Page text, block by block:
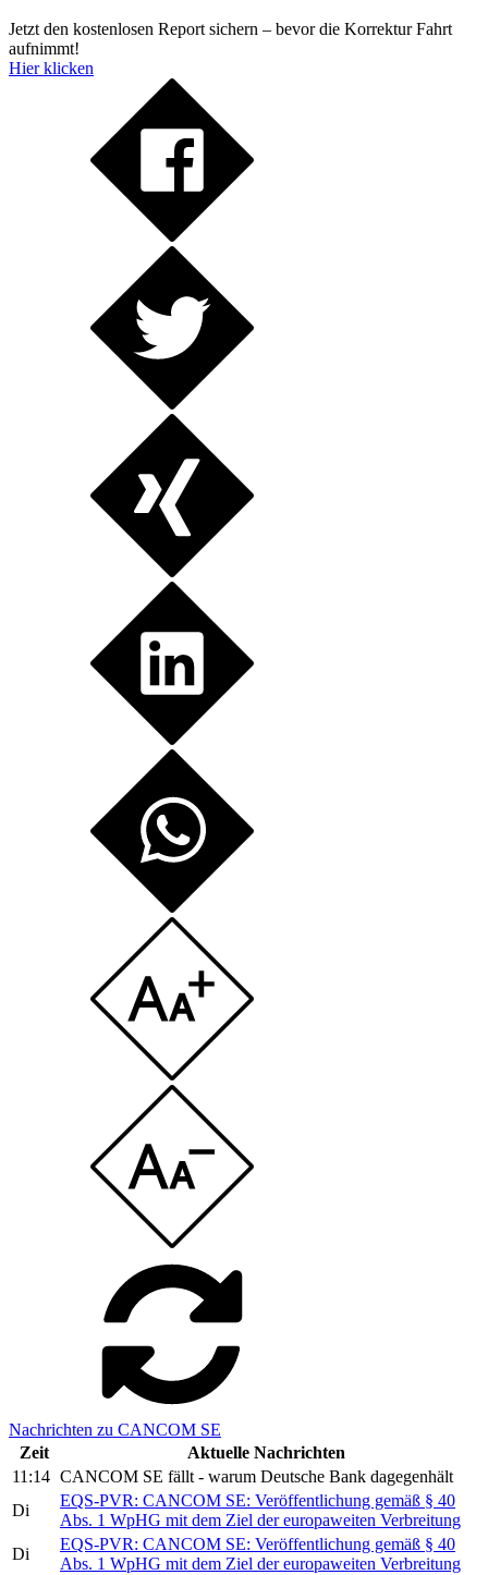
Jetzt den kostenlosen Report sichern – bevor die Korrektur Fahrt
aufnimmt!
Hier klicken
Nachrichten zu CANCOM SE
Zeit
Aktuelle Nachrichten
11:14 CANCOM SE fällt - warum Deutsche Bank dagegenhält
Di
EQS-PVR: CANCOM SE: Veröffentlichung gemäß § 40
Abs. 1 WpHG mit dem Ziel der europaweiten Verbreitung
Di
EQS-PVR: CANCOM SE: Veröffentlichung gemäß § 40
Abs. 1 WpHG mit dem Ziel der europaweiten Verbreitung